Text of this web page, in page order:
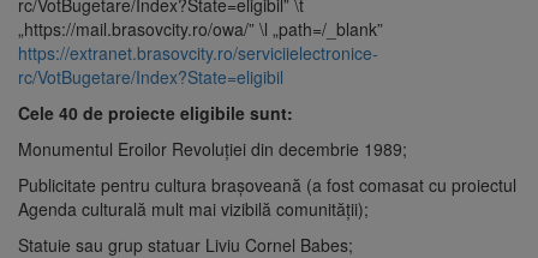
„https://mail.brasovcity.ro/owa/” \l „path=/_blank”
https://extranet.brasovcity.ro/serviciielectronice-
rc/VotBugetare/Index?State=eligibil
Cele 40 de proiecte eligibile sunt:
Monumentul Eroilor Revoluției din decembrie 1989;
Publicitate pentru cultura brașoveană (a fost comasat cu proiectul
Agenda culturală mult mai vizibilă comunității);
Statuie sau grup statuar Liviu Cornel Babes;